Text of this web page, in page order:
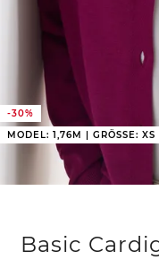
-30%
MODEL: 1,76M | GRÖSSE: XS
Basic